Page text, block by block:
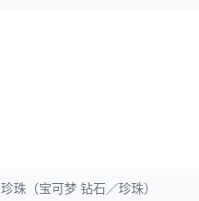
珍珠（宝可梦 钻石／珍珠）